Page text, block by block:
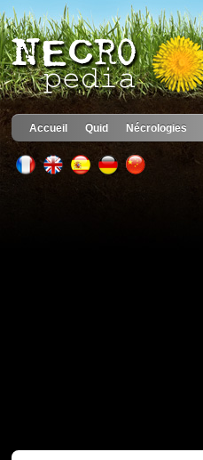
Accueil Quid Nécrologies